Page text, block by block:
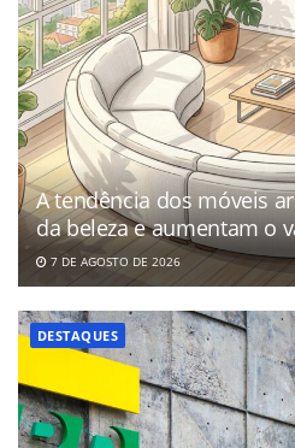
A tendência dos móveis
da beleza e aumentam o
7 DE AGOSTO DE 2026
DESTAQUES